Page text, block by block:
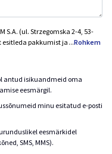
S.A. (ul. Strzegomska 2-4, 53-
esitleda pakkumist ja ...Rohkem
antud isikuandmeid oma
eesmärgil.
minu esitatud e-posti
eesmärkidel
SMS, MMS).